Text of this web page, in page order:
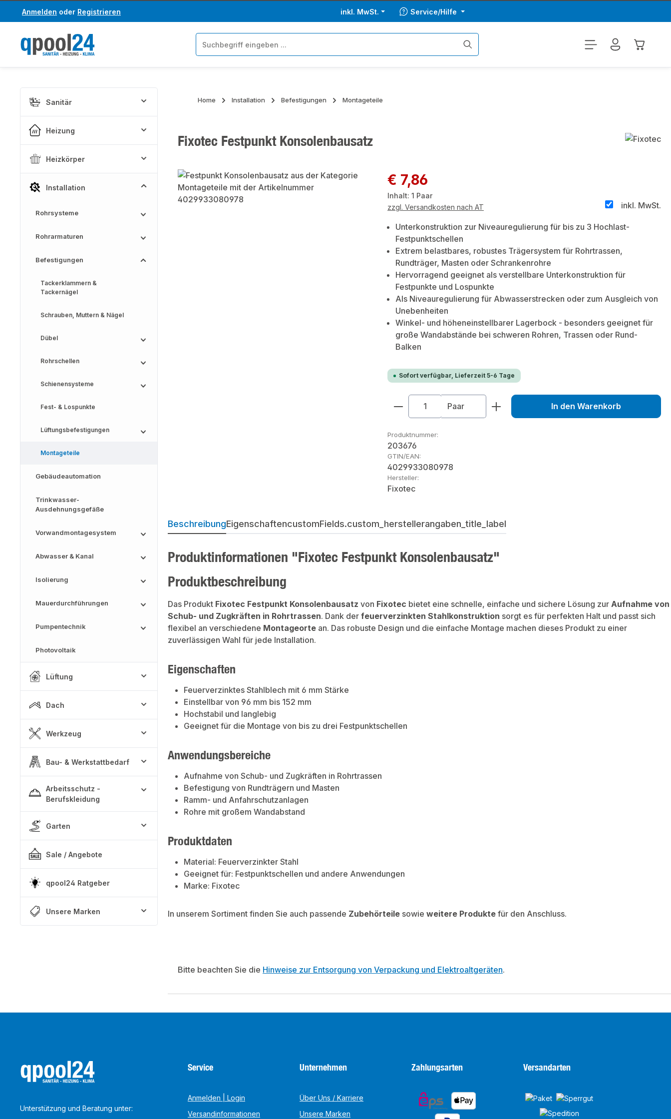
Hauptinhalt springen
Zur Suche springen
Anmelden oder Registrieren inkl. MwSt. Service/Hilfe
Sanitär
Heizung
Heizkörper
Installation
Rohrsysteme
Rohrarmaturen
Befestigungen
Tackerklammern &
Tackernägel
Schrauben, Muttern & Nägel
Dübel
Rohrschellen
Schienensysteme
Fest- & Lospunkte
Lüftungsbefestigungen
Montageteile
Gebäudeautomation
Trinkwasser-
Ausdehnungsgefäße
Vorwandmontagesystem
Abwasser & Kanal
Isolierung
Mauerdurchführungen
Pumpentechnik
Photovoltaik
Lüftung
Dach
Werkzeug
Bau- & Werkstattbedarf
Arbeitsschutz -
Berufskleidung
Garten
Sale / Angebote
qpool24 Ratgeber
Unsere Marken
Home Installation Befestigungen Montageteile
Fixotec Festpunkt Konsolenbausatz
Bildergalerie überspringen Regulärer Preis:
€ 7,86
Inhalt: 1 Paar
inkl. MwSt.
zzgl. Versandkosten nach AT
Unterkonstruktion zur Niveauregulierung für bis zu 3 Hochlast-
Festpunktschellen
Extrem belastbares, robustes Trägersystem für Rohrtrassen,
Rundträger, Masten oder Schrankenrohre
Hervorragend geeignet als verstellbare Unterkonstruktion für
Festpunkte und Lospunkte
Als Niveauregulierung für Abwasserstrecken oder zum Ausgleich von
Unebenheiten
Winkel- und höheneinstellbarer Lagerbock - besonders geeignet für
große Wandabstände bei schweren Rohren, Trassen oder Rund-
Balken
Sofort verfügbar, Lieferzeit 5-6 Tage
Produkt Anzahl: Gib den gewünschten Wert
Paar In den Warenkorb
Produktnummer:
203676
GTIN/EAN:
4029933080978
Hersteller:
Fixotec
BeschreibungEigenschaftencustomFields.custom_herstellerangaben_title_label
Produktinformationen "Fixotec Festpunkt Konsolenbausatz"
Produktbeschreibung
Das Produkt Fixotec Festpunkt Konsolenbausatz von Fixotec bietet eine schnelle, einfache und sichere Lösung zur Aufnahme von
Schub- und Zugkräften in Rohrtrassen. Dank der feuerverzinkten Stahlkonstruktion sorgt es für perfekten Halt und passt sich
flexibel an verschiedene Montageorte an. Das robuste Design und die einfache Montage machen dieses Produkt zu einer
zuverlässigen Wahl für jede Installation.
Eigenschaften
Feuerverzinktes Stahlblech mit 6 mm Stärke
Einstellbar von 96 mm bis 152 mm
Hochstabil und langlebig
Geeignet für die Montage von bis zu drei Festpunktschellen
Anwendungsbereiche
Aufnahme von Schub- und Zugkräften in Rohrtrassen
Befestigung von Rundträgern und Masten
Ramm- und Anfahrschutzanlagen
Rohre mit großem Wandabstand
Produktdaten
Material: Feuerverzinkter Stahl
Geeignet für: Festpunktschellen und andere Anwendungen
Marke: Fixotec
In unserem Sortiment finden Sie auch passende Zubehörteile sowie weitere Produkte für den Anschluss.
Bitte beachten Sie die Hinweise zur Entsorgung von Verpackung und Elektroaltgeräten.
Unterstützung und Beratung unter:
Service
Anmelden | Login
Versandinformationen
Unternehmen
Über Uns / Karriere
Unsere Marken
Zahlungsarten Versandarten